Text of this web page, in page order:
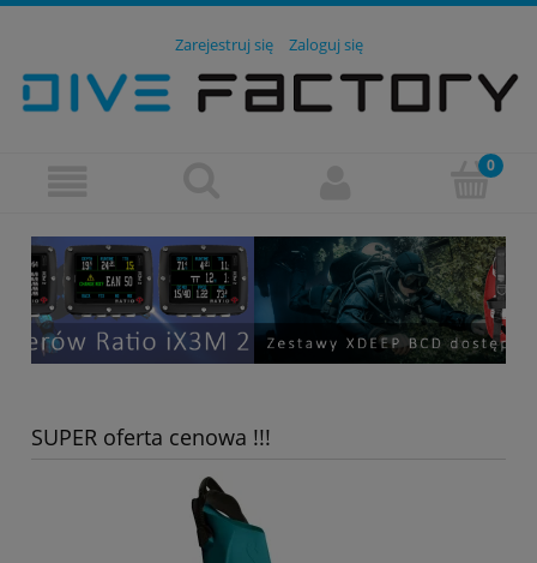
Zarejestruj się Zaloguj się
SUPER oferta cenowa !!!